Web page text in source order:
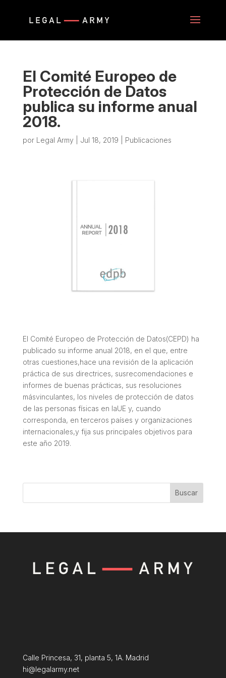
El Comité Europeo de
Protección de Datos
publica su informe anual
2018.
por Legal Army Jul 18, 2019 Publicaciones
El Comité Europeo de Protección de Datos(CEPD) ha
publicado su informe anual 2018, en el que, entre
otras cuestiones,hace una revisión de la aplicación
práctica de sus directrices, susrecomendaciones e
informes de buenas prácticas, sus resoluciones
másvinculantes, los niveles de protección de datos
de las personas físicas en laUE y, cuando
corresponda, en terceros países y organizaciones
internacionales,y fija sus principales objetivos para
este año 2019.
Buscar
Calle Princesa, 31, planta 5, 1A. Madrid
hi@legalarmy.net